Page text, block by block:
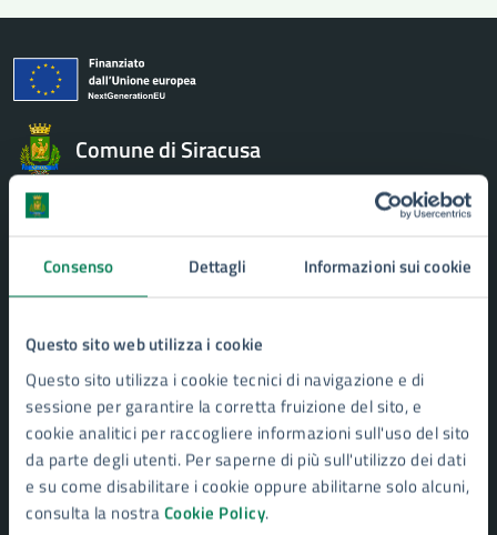
Consenso Dettagli Informazioni sui cookie
Questo sito web utilizza i cookie
Questo sito utilizza i cookie tecnici di navigazione e di
sessione per garantire la corretta fruizione del sito, e
cookie analitici per raccogliere informazioni sull'uso del sito
da parte degli utenti. Per saperne di più sull'utilizzo dei dati
e su come disabilitare i cookie oppure abilitarne solo alcuni,
consulta la nostraCookie Policy.
Comune di Siracusa
AMMINISTRAZIONE
Uffici
Organi di governo
Politici
Personale amministrativo
Enti e fondazioni
Documenti e Dati
CATEGORIE DI SERVIZIO
Ambiente